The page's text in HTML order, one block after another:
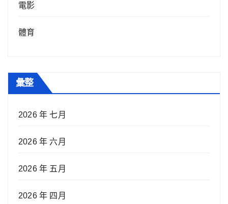
電影
體育
彙整
2026 年 七月
2026 年 六月
2026 年 五月
2026 年 四月